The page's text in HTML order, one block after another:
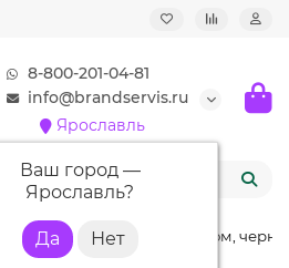
8-800-201-04-81
info@brandservis.ru
Ярославль
Ваш город —
Ярославль?
Ланъярд 2,5 см с ретрактором,